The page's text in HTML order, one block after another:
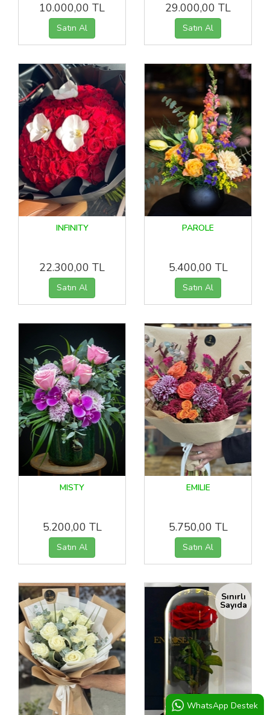
10.000,00 TL 29.000,00 TL
INFINITY
22.300,00 TL
PAROLE
5.400,00 TL
MISTY
5.200,00 TL
EMILIE
5.750,00 TL
Sınırlı
Sayıda
WhatsApp Destek